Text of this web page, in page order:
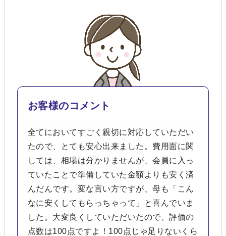
お客様のコメント
全てにおいてすごく親切に対応していただい
たので、とても安心出来ました。費用面に関
しては、相場は分かりませんが、会員に入っ
ていたことで準備していた金額よりも安く済
んだんです。変な言い方ですが、母も「こん
なに安くしてもらっちゃって」と喜んでいま
した。大変良くしていただいたので、評価の
点数は100点ですよ！100点じゃ足りないくら